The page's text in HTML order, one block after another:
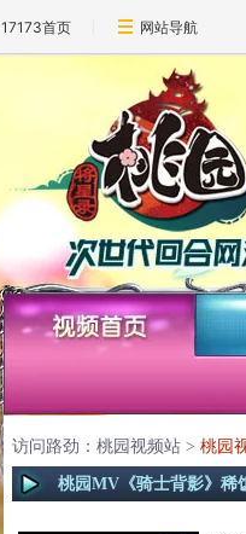
17173首页 网站导航
访问路劲：桃园视频站 > 桃园
桃园MV《骑士背影》稀